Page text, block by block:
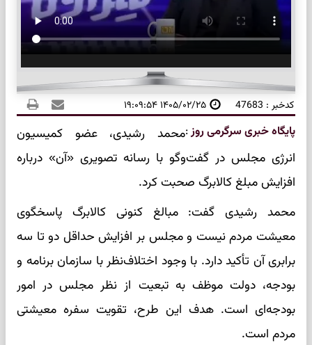
کدخبر : 47683 ۱۴۰۵/۰۲/۲۵ ۱۹:۰۹:۵۴
پایگاه خبری سرگرمی روز:محمد رشیدی، عضو کمیسیون
انرژی مجلس در گفت‌و‌گو با رسانه تصویری «آن» درباره
افزایش مبلغ کالابرگ صحبت کرد.
محمد رشیدی گفت: مبالغ کنونی کالابرگ پاسخگوی
معیشت مردم نیست و مجلس بر افزایش حداقل دو تا سه
برابری آن تأکید دارد. با وجود اختلاف‌نظر با سازمان برنامه و
بودجه، دولت موظف به تبعیت از نظر مجلس در امور
بودجه‌ای است. هدف این طرح، تقویت سفره معیشتی
مردم است.